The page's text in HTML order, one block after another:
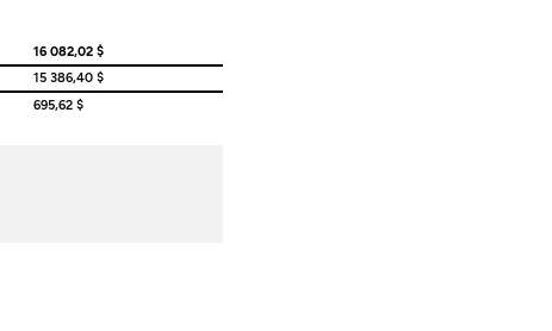
16 082,02 $
15 386,40 $
695,62 $